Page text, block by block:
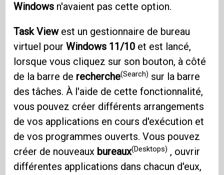
Windows n'avaient pas cette option.
Task Viewest un gestionnaire de bureau
virtuel pourWindows 11/10 et est lancé,
lorsque vous cliquez sur son bouton, à côté
de la barre de recherche(Search) sur la barre
des tâches. À l'aide de cette fonctionnalité,
vous pouvez créer différents arrangements
de vos applications en cours d'exécution et
de vos programmes ouverts. Vous pouvez
créer de nouveaux bureaux(Desktops) , ouvrir
différentes applications dans chacun d'eux,